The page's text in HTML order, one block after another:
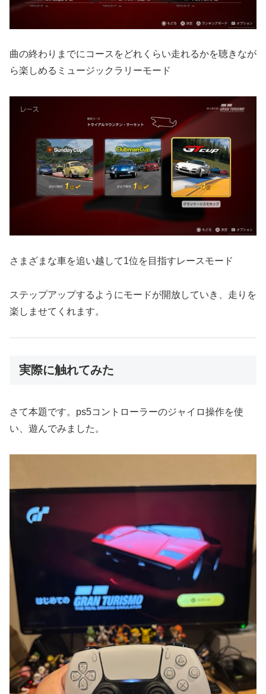
曲の終わりまでにコースをどれくらい走れるかを聴きなが
ら楽しめるミュージックラリーモード
さまざまな車を追い越して1位を目指すレースモード
ステップアップするようにモードが開放していき、走りを
楽しませてくれます。
実際に触れてみた
さて本題です。ps5コントローラーのジャイロ操作を使
い、遊んでみました。